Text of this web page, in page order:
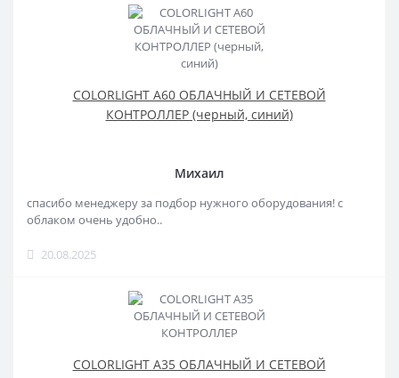
COLORLIGHT A60 ОБЛАЧНЫЙ И СЕТЕВОЙ
КОНТРОЛЛЕР (черный, синий)
Михаил
спасибо менеджеру за подбор нужного оборудования! с
облаком очень удобно..
20.08.2025
COLORLIGHT A35 ОБЛАЧНЫЙ И СЕТЕВОЙ